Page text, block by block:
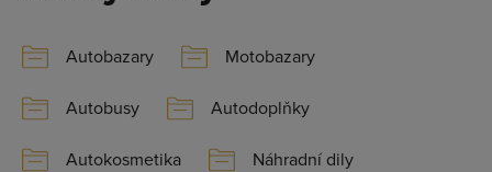
Autobazary Motobazary
Autobusy Autodoplňky
Autokosmetika Náhradní dily